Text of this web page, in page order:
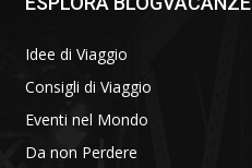
Idee di Viaggio
Consigli di Viaggio
Eventi nel Mondo
Da non Perdere